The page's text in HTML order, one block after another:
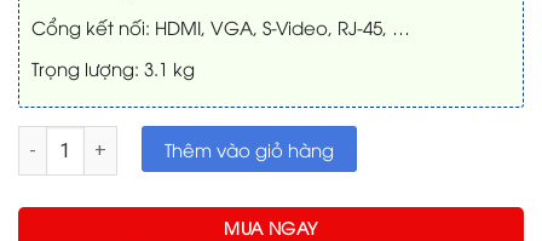
Cổng kết nối: HDMI, VGA, S-Video, RJ-45, …
Trọng lượng: 3.1 kg
Máy chiếu cũ Hitachi CP-WX3030WN đã chiếu 335h số lượng
Thêm vào giỏ hàng
MUA NGAY